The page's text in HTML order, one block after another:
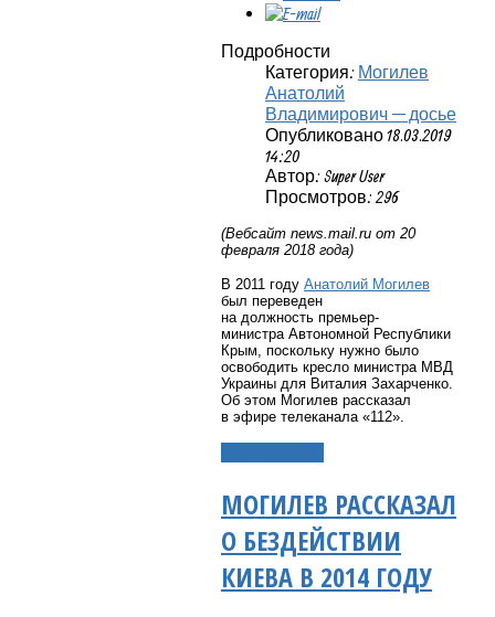
Подробности
Категория: Могилев
Анатолий
Владимирович — досье
Опубликовано 18.03.2019
14:20
Автор: Super User
Просмотров: 296
(Вебсайт news.mail.ru от 20
февраля 2018 года)
В 2011 году Анатолий Могилев
был переведен
на должность премьер-
министра Автономной Республики
Крым, поскольку нужно было
освободить кресло министра МВД
Украины для Виталия Захарченко.
Об этом Могилев рассказал
в эфире телеканала «112».
МОГИЛЕВ РАССКАЗАЛ
О БЕЗДЕЙСТВИИ
КИЕВА В 2014 ГОДУ